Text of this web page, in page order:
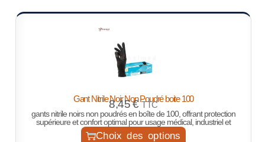
Gant Nitrile Noir Non Poudré boite 100
8,45€ TTC
gants nitrile noirs non poudrés en boîte de 100, offrant protection
supérieure et confort optimal pour usage médical, industriel et
Choix des options